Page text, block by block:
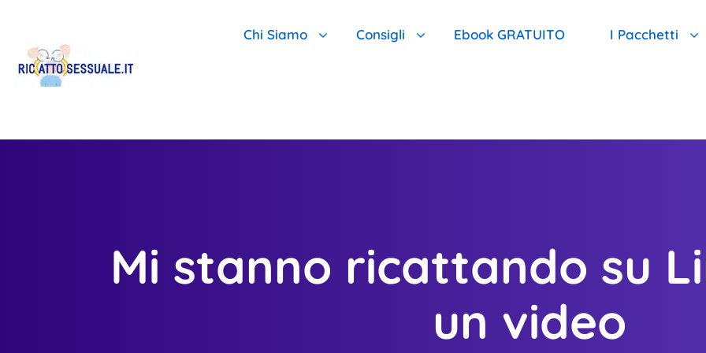
Chi Siamo Consigli
Lista Delle Aree Di Intervento
Proteggere I Tuoi Contatti
Proteggere I Tuoi Social Network
Ebook GRATUITO I Pacchetti
Pacchetto
Pacchetto
Mi stanno ricattando su
un video